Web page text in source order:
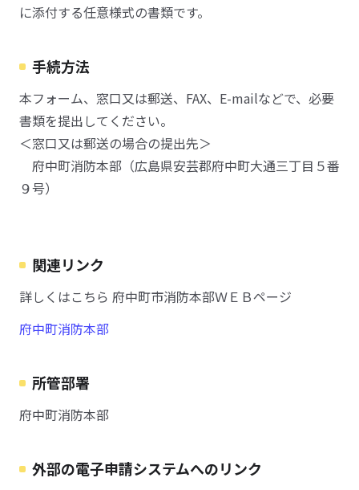
に添付する任意様式の書類です。
手続方法
本フォーム、窓口又は郵送、FAX、E-mailなどで、必要
書類を提出してください。
＜窓口又は郵送の場合の提出先＞
府中町消防本部（広島県安芸郡府中町大通三丁目５番
９号）
関連リンク
詳しくはこちら 府中町市消防本部ＷＥＢページ
府中町消防本部
所管部署
府中町消防本部
外部の電子申請システムへのリンク